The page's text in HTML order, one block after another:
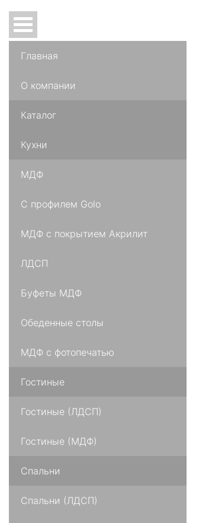
Главная
О компании
Каталог
Кухни
МДФ
С профилем Golo
МДФ с покрытием Акрилит
ЛДСП
Буфеты МДФ
Обеденные столы
МДФ с фотопечатью
Гостиные
Гостиные (ЛДСП)
Гостиные (МДФ)
Спальни
Спальни (ЛДСП)